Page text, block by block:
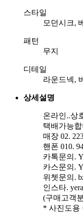
스타일
모던시크,
패턴
무지
디테일
라운드넥,
상세설명
온라인..상
택배가능
매장 02.
핸폰 010.
카톡문의.
카스문의.
위쳇문의.
인스타.
(구매고객
* 사진도용